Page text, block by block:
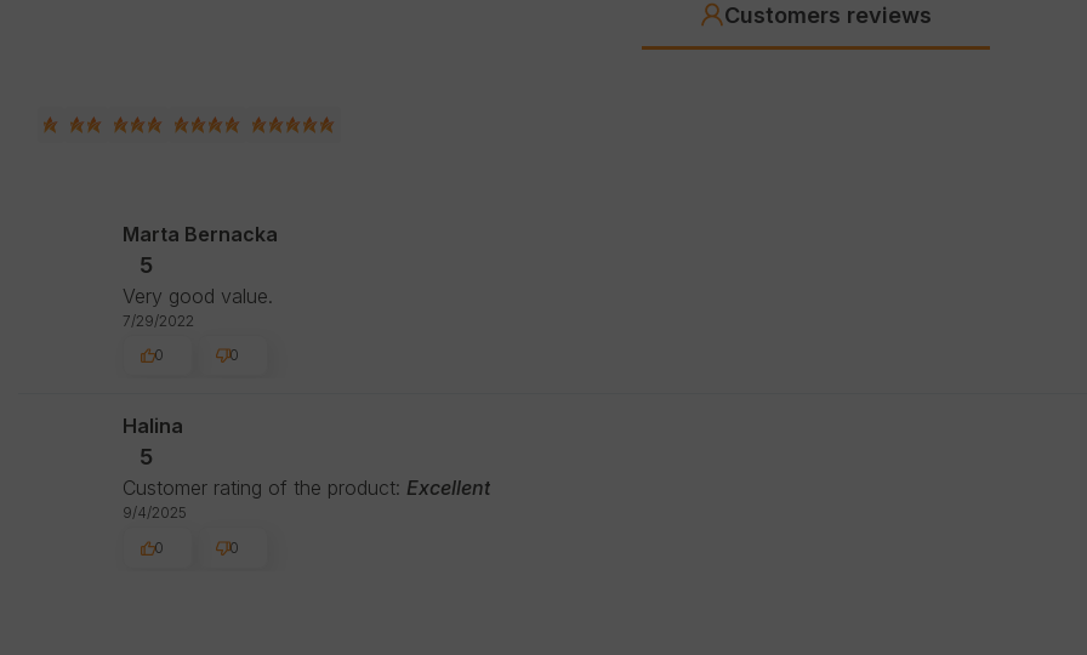
Customers reviews
Marta Bernacka
5
Very good value.
7/29/2022
0
0
Halina
5
Customer rating of the product: Excellent
9/4/2025
0
0